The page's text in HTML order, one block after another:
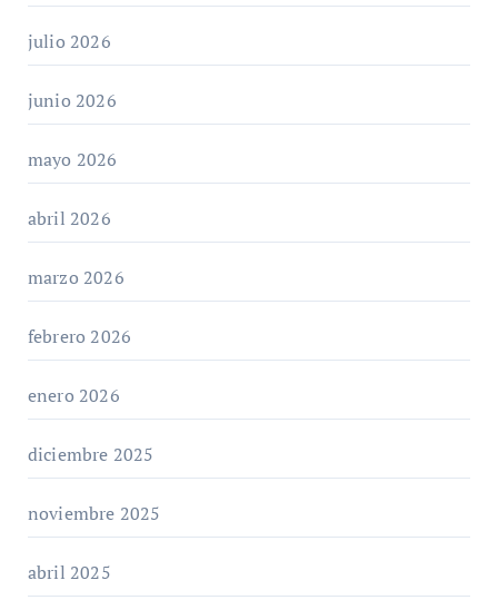
julio 2026
junio 2026
mayo 2026
abril 2026
marzo 2026
febrero 2026
enero 2026
diciembre 2025
noviembre 2025
abril 2025